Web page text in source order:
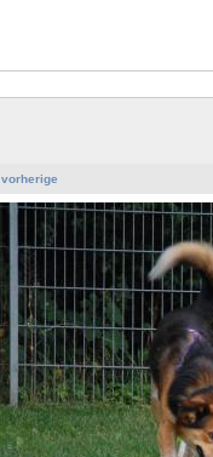
vorherige